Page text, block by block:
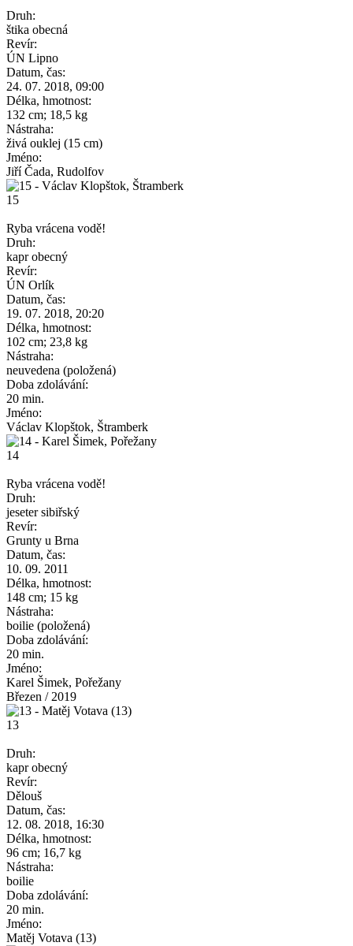
Druh:
štika obecná
Revír:
ÚN Lipno
Datum, čas:
24. 07. 2018, 09:00
Délka, hmotnost:
132 cm; 18,5 kg
Nástraha:
živá ouklej (15 cm)
Jméno:
Jiří Čada, Rudolfov
15
Ryba vrácena vodě!
Druh:
kapr obecný
Revír:
ÚN Orlík
Datum, čas:
19. 07. 2018, 20:20
Délka, hmotnost:
102 cm; 23,8 kg
Nástraha:
neuvedena (položená)
Doba zdolávání:
20 min.
Jméno:
Václav Klopštok, Štramberk
14
Ryba vrácena vodě!
Druh:
jeseter sibiřský
Revír:
Grunty u Brna
Datum, čas:
10. 09. 2011
Délka, hmotnost:
148 cm; 15 kg
Nástraha:
boilie (položená)
Doba zdolávání:
20 min.
Jméno:
Karel Šimek, Pořežany
Březen / 2019
13
Druh:
kapr obecný
Revír:
Dělouš
Datum, čas:
12. 08. 2018, 16:30
Délka, hmotnost:
96 cm; 16,7 kg
Nástraha:
boilie
Doba zdolávání:
20 min.
Jméno:
Matěj Votava (13)